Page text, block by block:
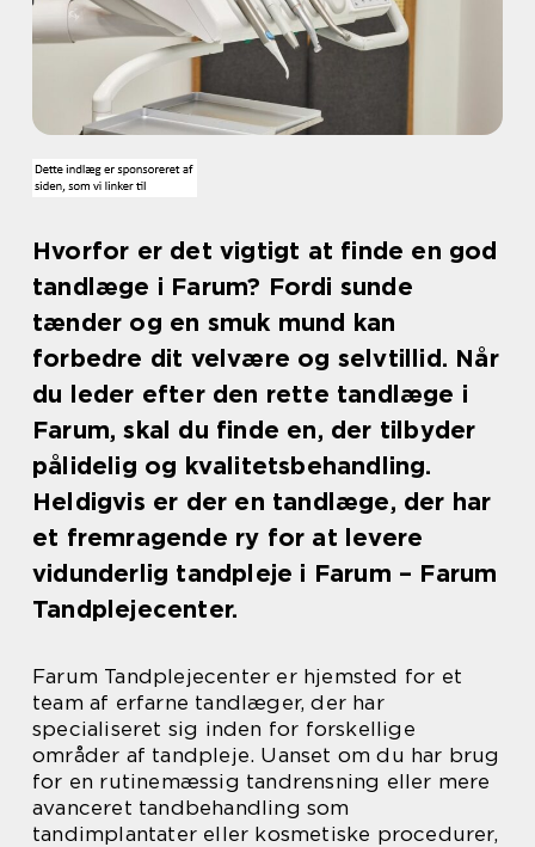
Hvorfor er det vigtigt at finde en god
tandlæge i Farum? Fordi sunde
tænder og en smuk mund kan
forbedre dit velvære og selvtillid. Når
du leder efter den rette tandlæge i
Farum, skal du finde en, der tilbyder
pålidelig og kvalitetsbehandling.
Heldigvis er der en tandlæge, der har
et fremragende ry for at levere
vidunderlig tandpleje i Farum – Farum
Tandplejecenter.
Farum Tandplejecenter er hjemsted for et
team af erfarne tandlæger, der har
specialiseret sig inden for forskellige
områder af tandpleje. Uanset om du har brug
for en rutinemæssig tandrensning eller mere
avanceret tandbehandling som
tandimplantater eller kosmetiske procedurer,